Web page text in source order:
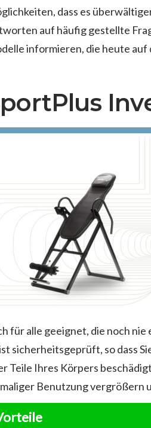
dass es
auf häufig gestellte
informieren, die heute auf
für alle geeignet, die noch
sicherheitsgeprüft, so dass
Teile Ihres Körpers
Benutzung vergrößern